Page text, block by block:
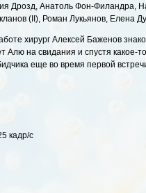
Дрозд, Анатоль Фон-Филандра,
(II), Роман Лукьянов, Елена
хирург Алексей Баженов
Алю на свидания и спустя
еще во время первой
кадр/с